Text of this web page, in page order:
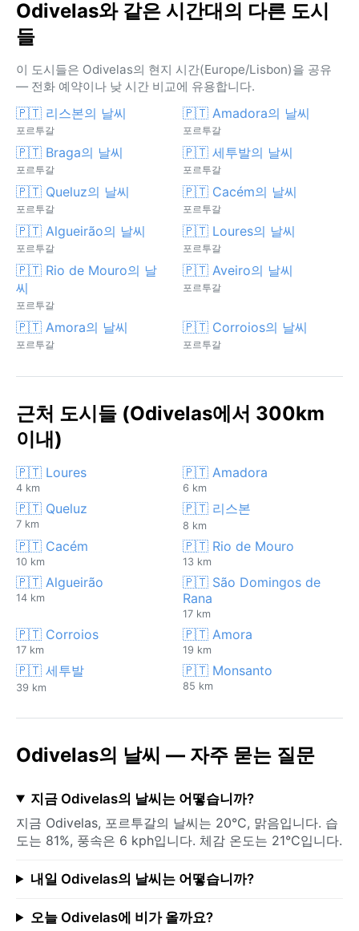
Odivelas와 같은 시간대의 다른 도시
들
이 도시들은 Odivelas의 현지 시간(Europe/Lisbon)을 공유
— 전화 예약이나 낮 시간 비교에 유용합니다.
🇵🇹 리스본의 날씨
포르투갈
🇵🇹 Amadora의 날씨
포르투갈
🇵🇹 Braga의 날씨
포르투갈
🇵🇹 세투발의 날씨
포르투갈
🇵🇹 Queluz의 날씨
포르투갈
🇵🇹 Cacém의 날씨
포르투갈
🇵🇹 Algueirão의 날씨
포르투갈
🇵🇹 Loures의 날씨
포르투갈
🇵🇹 Rio de Mouro의 날
씨
포르투갈
🇵🇹 Aveiro의 날씨
포르투갈
🇵🇹 Amora의 날씨
포르투갈
🇵🇹 Corroios의 날씨
포르투갈
근처 도시들 (Odivelas에서 300km
이내)
🇵🇹 Loures
4 km
🇵🇹 Amadora
6 km
🇵🇹 Queluz
7 km
🇵🇹 리스본
8 km
🇵🇹 Cacém
10 km
🇵🇹 Rio de Mouro
13 km
🇵🇹 Algueirão
14 km
🇵🇹 São Domingos de
Rana
17 km
🇵🇹 Corroios
17 km
🇵🇹 Amora
19 km
🇵🇹 세투발
39 km
🇵🇹 Monsanto
85 km
Odivelas의 날씨 — 자주 묻는 질문
지금 Odivelas의 날씨는 어떻습니까?
지금 Odivelas, 포르투갈의 날씨는 20°C, 맑음입니다. 습
도는 81%, 풍속은 6 kph입니다. 체감 온도는 21°C입니다.
내일 Odivelas의 날씨는 어떻습니까?
오늘 Odivelas에 비가 올까요?